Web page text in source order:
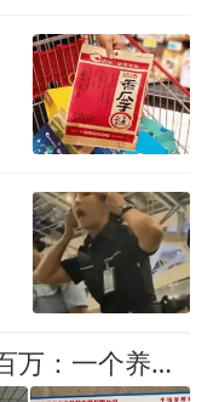
从“零风险零投入”到负债百万：一个养牛项目崩盘后，谁该为农户的贷款买单丨红星调查